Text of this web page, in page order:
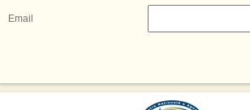
decisiv pentru reali zarea proiectului.
Printre celelalte tari care concureaza pentru a
se numara Australia, Brazilia, China, Egipt,
avea cele mai mari sanse de a castiga licitatia.
preconizeaza ca va deveni a doua cea mai vizitata
Email